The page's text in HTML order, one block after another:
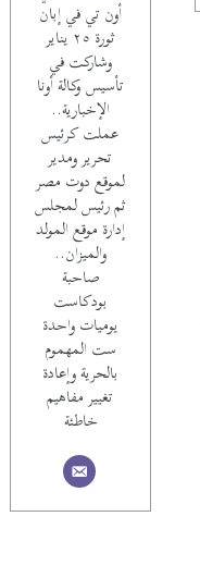
أون تي في إبان
ثورة ٢٥ يناير
وشاركت في
تأسيس وكالة أونا
الإخبارية..
عملت كرئيس
تحرير ومدير
لموقع دوت مصر
ثم رئيس لمجلس
إدارة موقع المولد
والميزان..
صاحبة
بودكاست
يوميات واحدة
ست المهموم
بالحرية وإعادة
تغيير مفاهيم
خاطئة